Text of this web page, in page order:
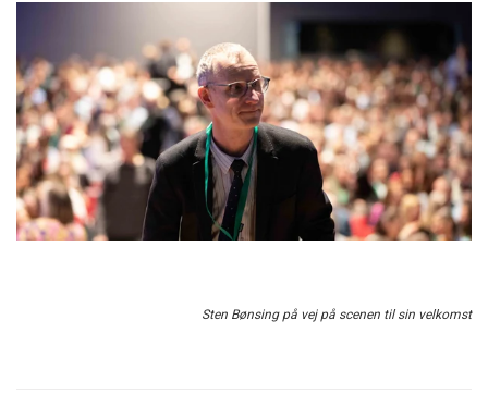
Sten Bønsing på vej på scenen til sin velkomst